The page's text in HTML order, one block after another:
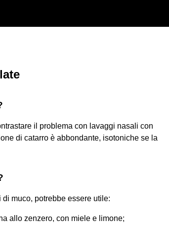
il problema con lavaggi nasali con
di catarro è abbondante, isotoniche se la
muco, potrebbe essere utile:
allo zenzero, con miele e limone;